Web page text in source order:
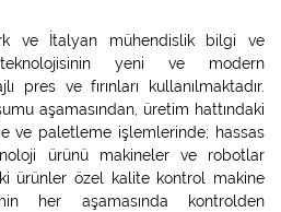
ve İtalyan mühendislik bilgi ve
yeni ve modern
pres ve fırınları kullanılmaktadır.
aşamasından, üretim hattındaki
ve paletleme işlemlerinde; hassas
ürünü makineler ve robotlar
ürünler özel kalite kontrol makine
her aşamasında kontrolden